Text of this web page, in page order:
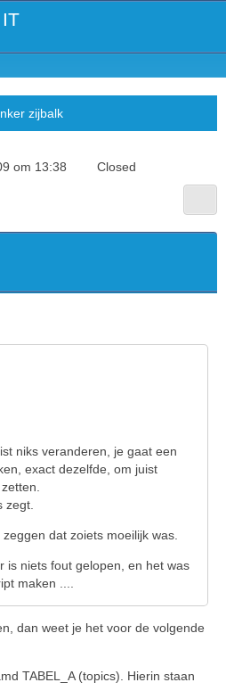
om 13:38 Closed
niks veranderen, je gaat een
exact dezelfde, om juist
zegt.
dat zoiets moeilijk was.
is niets fout gelopen, en het was
maken ....
dan weet je het voor de volgende
TABEL_A (topics). Hierin staan